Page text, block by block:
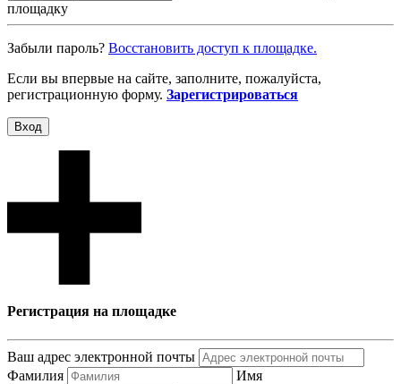
площадку
Забыли пароль? Восcтановить доступ к площадке.
Если вы впервые на сайте, заполните, пожалуйста,
регистрационную форму. Зарегистрироваться
Вход
Регистрация на площадке
Ваш адрес электронной почты
Фамилия
Имя